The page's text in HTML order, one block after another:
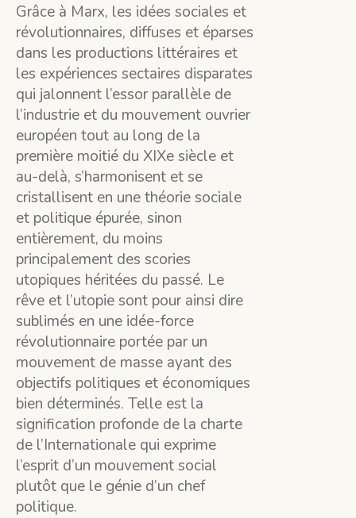
Grâce à Marx, les idées sociales et
révolutionnaires, diffuses et éparses
dans les productions littéraires et
les expériences sectaires disparates
qui jalonnent l’essor parallèle de
l’industrie et du mouvement ouvrier
européen tout au long de la
première moitié du XIXe siècle et
au-delà, s’harmonisent et se
cristallisent en une théorie sociale
et politique épurée, sinon
entièrement, du moins
principalement des scories
utopiques héritées du passé. Le
rêve et l’utopie sont pour ainsi dire
sublimés en une idée-force
révolutionnaire portée par un
mouvement de masse ayant des
objectifs politiques et économiques
bien déterminés. Telle est la
signification profonde de la charte
de l’Internationale qui exprime
l’esprit d’un mouvement social
plutôt que le génie d’un chef
politique.